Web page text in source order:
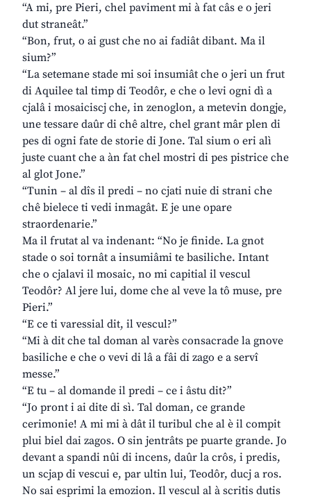
“A mi, pre Pieri, chel paviment mi à fat câs e o jeri
dut straneât.”
“Bon, frut, o ai gust che no ai fadiât dibant. Ma il
sium?”
“La setemane stade mi soi insumiât che o jeri un frut
di Aquilee tal timp di Teodôr, e che o levi ogni dì a
cjalâ i mosaiciscj che, in zenoglon, a metevin dongje,
une tessare daûr di chê altre, chel grant mâr plen di
pes di ogni fate de storie di Jone. Tal sium o eri alì
juste cuant che a àn fat chel mostri di pes pistrice che
al glot Jone.”
“Tunin – al dîs il predi – no cjati nuie di strani che
chê bielece ti vedi inmagât. E je une opare
straordenarie.”
Ma il frutat al va indenant: “No je finide. La gnot
stade o soi tornât a insumiâmi te basiliche. Intant
che o cjalavi il mosaic, no mi capitial il vescul
Teodôr? Al jere lui, dome che al veve la tô muse, pre
Pieri.”
“E ce ti varessial dit, il vescul?”
“Mi à dit che tal doman al varès consacrade la gnove
basiliche e che o vevi di lâ a fâi di zago e a servî
messe.”
“E tu – al domande il predi – ce i âstu dit?”
“Jo pront i ai dite di sì. Tal doman, ce grande
cerimonie! A mi mi à dât il turibul che al è il compit
plui biel dai zagos. O sin jentrâts pe puarte grande. Jo
devant a spandi nûi di incens, daûr la crôs, i predis,
un scjap di vescui e, par ultin lui, Teodôr, ducj a ros.
No sai esprimi la emozion. Il vescul al à scritis dutis